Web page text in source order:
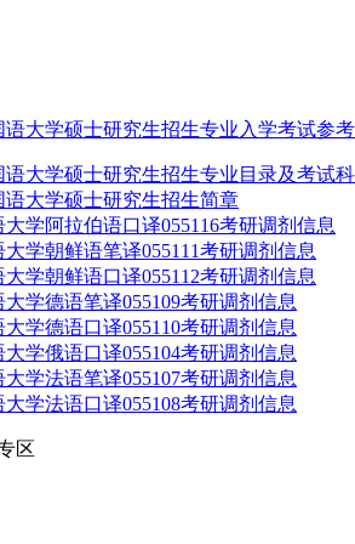
语大学硕士研究生招生专业入学考试参考
语大学硕士研究生招生专业目录及考试科
语大学硕士研究生招生简章
大学阿拉伯语口译055116考研调剂信息
大学朝鲜语笔译055111考研调剂信息
大学朝鲜语口译055112考研调剂信息
大学德语笔译055109考研调剂信息
大学德语口译055110考研调剂信息
大学俄语口译055104考研调剂信息
大学法语笔译055107考研调剂信息
大学法语口译055108考研调剂信息
区